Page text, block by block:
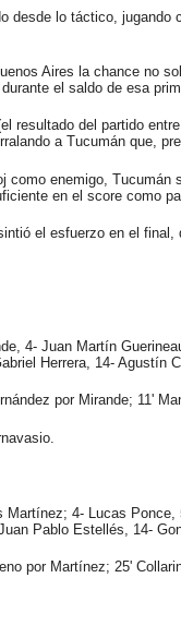
desde lo táctico,
Aires la chance no
el saldo de esa
resultado del partido
a Tucumán que,
enemigo,
en el score como
el esfuerzo en el
4- Juan Martín
Herrera, 14- Agustín
por Mirande; 11'
4- Lucas
Pablo Estellés, 14-
por Martínez; 25'